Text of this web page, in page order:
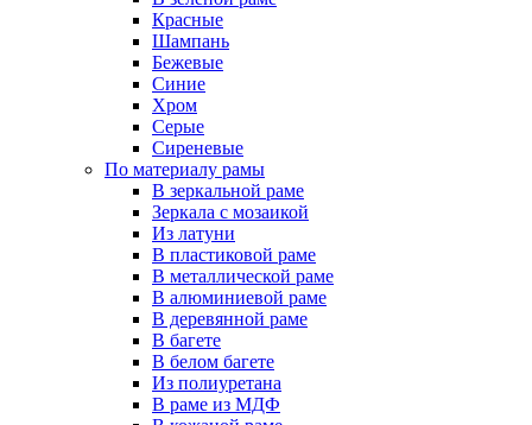
Красные
Шампань
Бежевые
Синие
Хром
Серые
Сиреневые
По материалу рамы
В зеркальной раме
Зеркала с мозаикой
Из латуни
В пластиковой раме
В металлической раме
В алюминиевой раме
В деревянной раме
В багете
В белом багете
Из полиуретана
В раме из МДФ